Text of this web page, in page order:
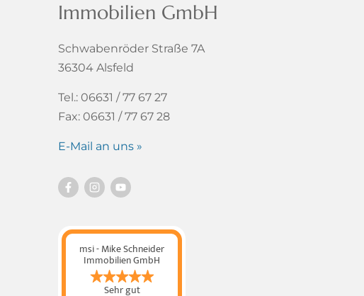
Immobilien GmbH
Schwabenröder Straße 7A
36304 Alsfeld
Tel.: 06631 / 77 67 27
Fax: 06631 / 77 67 28
E-Mail an uns »
msi - Mike Schneider
Immobilien GmbH
Sehr gut